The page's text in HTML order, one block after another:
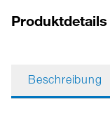
Beschreibung